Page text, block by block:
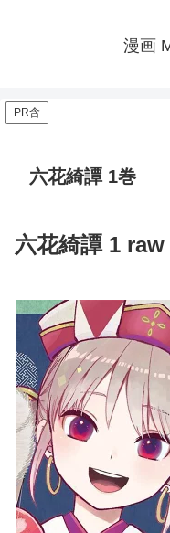
漫画
PR含
六花綺譚 1巻
六花綺譚 1